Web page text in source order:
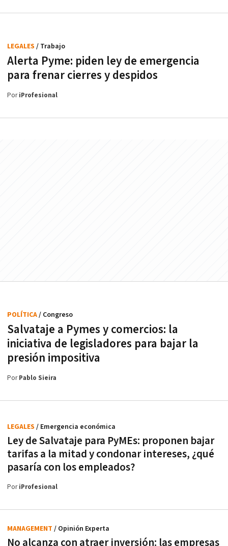
Alerta Pyme: piden ley de emergencia
para frenar cierres y despidos
LEGALES / Trabajo
PoriProfesional
Salvataje a Pymes y comercios: la
iniciativa de legisladores para bajar la
presión impositiva
POLÍTICA/ Congreso
PorPablo Sieira
Ley de Salvataje para PyMEs: proponen bajar
tarifas a la mitad y condonar intereses, ¿qué
pasaría con los empleados?
LEGALES / Emergencia económica
PoriProfesional
No alcanza con atraer inversión: las empresas
MANAGEMENT / Opinión Experta